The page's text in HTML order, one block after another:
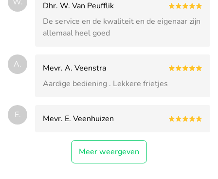
Dhr. W. Van Peufflik
De service en de kwaliteit en de eigenaar zijn
allemaal heel goed
A.
Mevr. A. Veenstra
Aardige bediening . Lekkere frietjes
E. Mevr. E. Veenhuizen
Meer weergeven